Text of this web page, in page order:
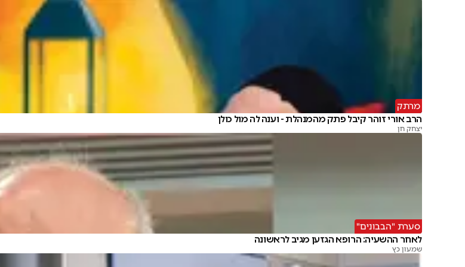
מרתק
הרב אורי זוהר קיבל פתק מהמנהלת - וענה לה מול כולן
יצחק חן
סערת "הבבונים"
לאחר ההשעיה: הרופא הגזען מגיב לראשונה
שמעון כץ